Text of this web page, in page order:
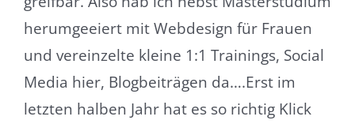
herumgeeiert mit Webdesign für Frauen
und vereinzelte kleine 1:1 Trainings, Social
Media hier, Blogbeiträgen da….Erst im
letzten halben Jahr hat es so richtig Klick